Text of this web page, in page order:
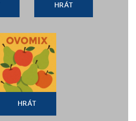
HRÁT
HRÁT